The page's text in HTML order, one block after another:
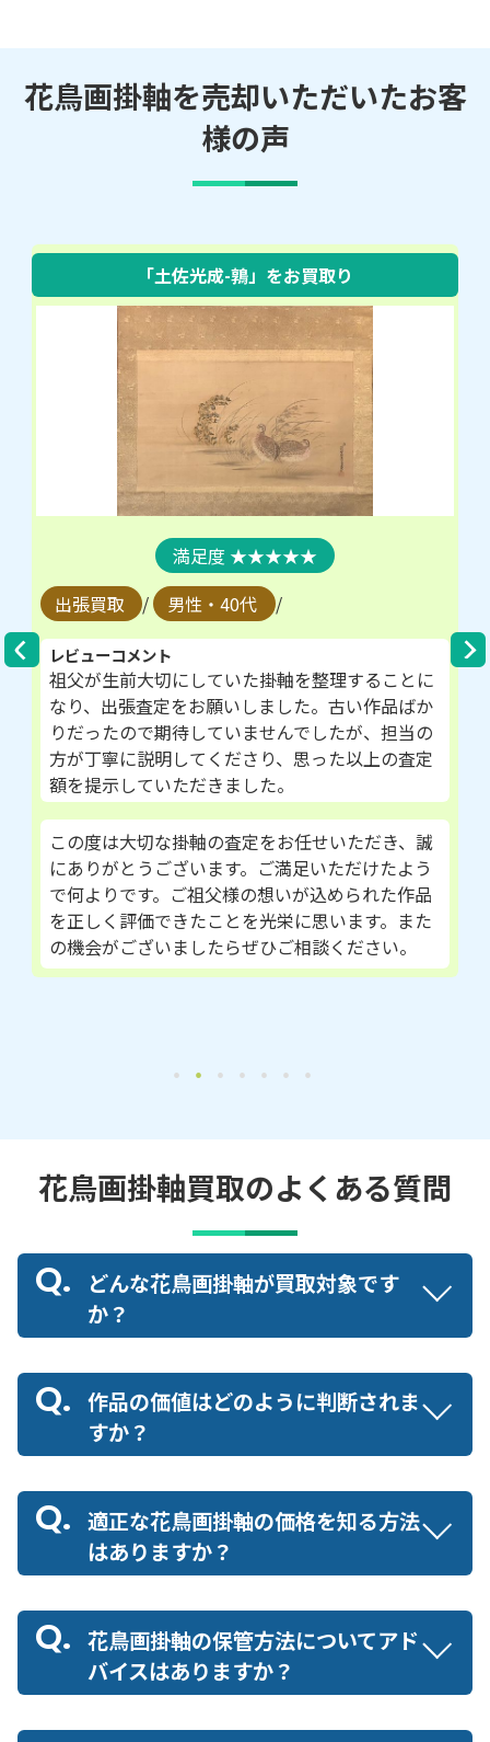
花鳥画掛軸を売却いただいたお客
様の声
「土佐光成-鶉」をお買取り
★★★★★
出張買取
/ 男性・40代 /
レビューコメント
祖父が生前大切にしていた掛軸を整理することに
なり、出張査定をお願いしました。古い作品ばか
りだったので期待していませんでしたが、担当の
方が丁寧に説明してくださり、思った以上の査定
額を提示していただきました。
この度は大切な掛軸の査定をお任せいただき、誠
にありがとうございます。ご満足いただけたよう
で何よりです。ご祖父様の想いが込められた作品
を正しく評価できたことを光栄に思います。また
の機会がございましたらぜひご相談ください。
花鳥画掛軸買取のよくある質問
どんな花鳥画掛軸が買取対象です
か？
作品の価値はどのように判断されま
すか？
適正な花鳥画掛軸の価格を知る方法
はありますか？
花鳥画掛軸の保管方法についてアド
バイスはありますか？